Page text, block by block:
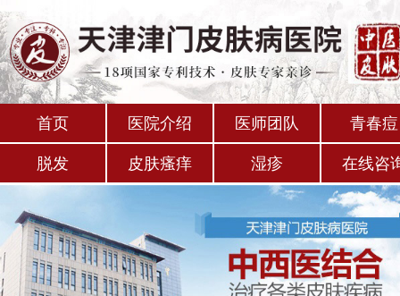
首页 医院介绍 医师团队 青春痘
脱发 皮肤瘙痒 湿疹 在线咨